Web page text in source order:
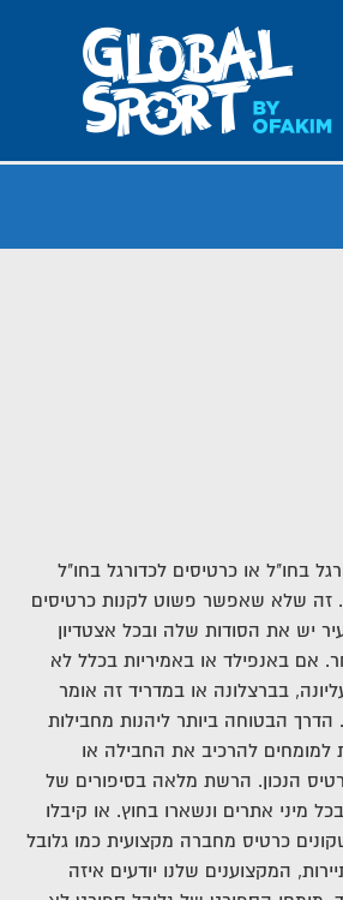
בחו"ל או כרטיסים לכדורגל בחו"ל
זה שלא שאפשר פשוט לקנות כרטיסים
יש את הסודות שלה ובכל אצטדיון
אם באנפילד או באמיריות בכלל לא
בברצלונה או במדריד זה אומר
הדרך הבטוחה ביותר ליהנות מחבילות
למומחים להרכיב את החבילה או
הנכון. הרשת מלאה בסיפורים של
מיני אתרים ונשארו בחוץ. או קיבלו
כרטיס מחברה מקצועית כמו גלובל
המקצוענים שלנו יודעים איזה